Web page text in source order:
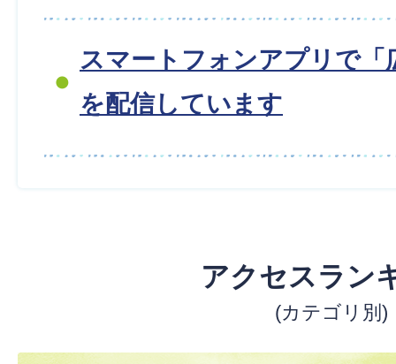
スマートフォンアプリで「
を配信しています
アクセスラン
(カテゴリ別)